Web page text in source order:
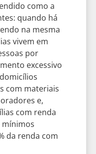
como a
quando há
na mesma
vivem em
por
excessivo
com materiais
e,
com renda
mínimos
da renda com